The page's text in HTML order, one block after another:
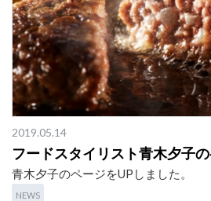
2019.05.14
フードスタイリスト青木夕子
青木夕子のページをUPしました。
NEWS